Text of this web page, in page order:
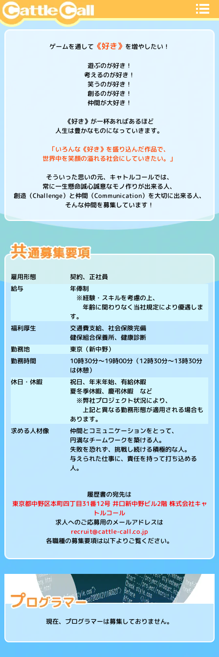
ゲームを通して 《好き》 を増やしたい！
遊ぶのが好き！
考えるのが好き！
笑うのが好き！
創るのが好き！
仲間が大好き！
《好き》が一杯あればあるほど
人生は豊かなものになっていきます。
「いろんな《好き》を盛り込んだ作品で、
世界中を笑顔の溢れる社会にしていきたい。」
そういった思いの元、キャトルコールでは、
常に一生懸命誠心誠意なモノ作りが出来る人、
創造（Challenge）と仲間（Communication）を大切に出来る人、
そんな仲間を募集しています！
雇用形態 契約、正社員
給与 年俸制
※経験・スキルを考慮の上、
年齢に関わりなく当社規定により優遇しま
す。
福利厚生
交通費支給、社会保険完備
健保組合保養所、健康診断
勤務地 東京（新中野）
勤務時間 10時30分～19時00分（12時30分～13時30分
は休憩）
休日・休暇 祝日、年末年始、有給休暇
夏冬季休暇、慶弔休暇 など
※弊社プロジェクト状況により、
上記と異なる勤務形態が適用される場合も
あります。
求める人材像 仲間とコミュニケーションをとって、
円満なチームワークを築ける人。
失敗を恐れず、挑戦し続ける積極的な人。
与えられた仕事に、責任を持って打ち込める
人。
履歴書の宛先は
東京都中野区本町四丁目31番12号 井口新中野ビル2階 株式会社キャ
トルコール
求人へのご応募用のメールアドレスは
recruit@cattle-call.co.jp
各職種の募集要項は以下よりご覧ください。
現在、プログラマーは募集しておりません。